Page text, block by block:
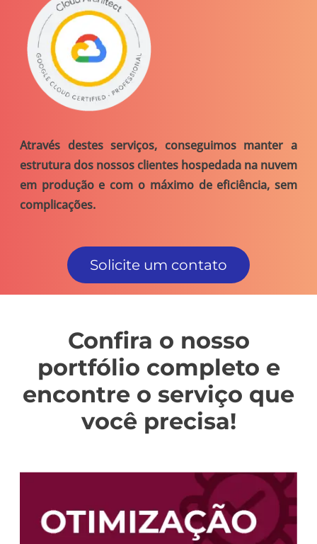
Através destes serviços, conseguimos manter a
estrutura dos nossos clientes hospedada na nuvem
em produção e com o máximo de eficiência, sem
complicações.
Solicite um contato
Confira o nosso
portfólio completo e
encontre o serviço que
você precisa!